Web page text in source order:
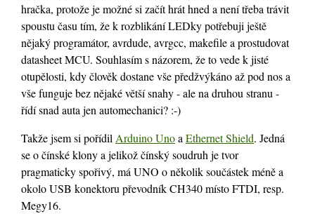
hračka, protože je možné si začít hrát hned a není třeba trávit
spoustu času tím, že k rozblikání LEDky potřebuji ještě
nějaký programátor, avrdude, avrgcc, makefile a prostudovat
datasheet MCU. Souhlasím s názorem, že to vede k jisté
otupělosti, kdy člověk dostane vše předžvýkáno až pod nos a
vše funguje bez nějaké větší snahy - ale na druhou stranu -
řídí snad auta jen automechanici? :-)
Takže jsem si pořídil Arduino Unoa Ethernet Shield. Jedná
se o čínské klony a jelikož čínský soudruh je tvor
pragmaticky spořivý, má UNO o několik součástek méně a
okolo USB konektoru převodník CH340 místo FTDI, resp.
Megy16.